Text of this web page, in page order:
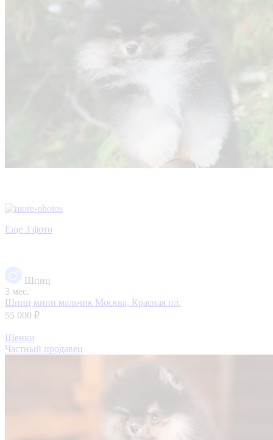
Еще 3 фото
Шпиц
3 мес.
Шпиц мини мальчик Москва, Красная пл.
55 000 ₽
Щенки
Частный продавец